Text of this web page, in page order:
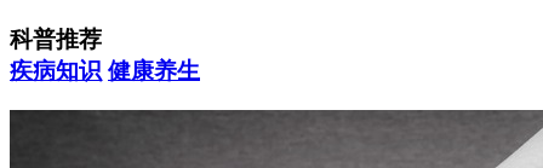
科普推荐
疾病知识 健康养生